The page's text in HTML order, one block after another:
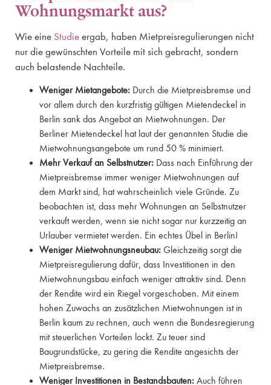
Wohnungsmarkt aus?
Wie eine Studie ergab, haben Mietpreisregulierungen nicht
nur die gewünschten Vorteile mit sich gebracht, sondern
auch belastende Nachteile.
Weniger Mietangebote: Durch die Mietpreisbremse und
vor allem durch den kurzfristig gültigen Mietendeckel in
Berlin sank das Angebot an Mietwohnungen. Der
Berliner Mietendeckel hat laut der genannten Studie die
Mietwohnungsangebote um rund 50 % minimiert.
Mehr Verkauf an Selbstnutzer: Dass nach Einführung der
Mietpreisbremse immer weniger Mietwohnungen auf
dem Markt sind, hat wahrscheinlich viele Gründe. Zu
beobachten ist, dass mehr Wohnungen an Selbstnutzer
verkauft werden, wenn sie nicht sogar nur kurzzeitig an
Urlauber vermietet werden. Ein echtes Übel in Berlin!
Weniger Mietwohnungsneubau: Gleichzeitig sorgt die
Mietpreisregulierung dafür, dass Investitionen in den
Mietwohnungsbau einfach weniger attraktiv sind. Denn
der Rendite wird ein Riegel vorgeschoben. Mit einem
hohen Zuwachs an zusätzlichen Mietwohnungen ist in
Berlin kaum zu rechnen, auch wenn die Bundesregierung
mit steuerlichen Vorteilen lockt. Zu teuer sind
Baugrundstücke, zu gering die Rendite angesichts der
Mietpreisbremse.
Weniger Investitionen in Bestandsbauten: Auch führen